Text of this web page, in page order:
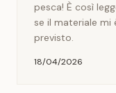
pesca! È così
se il materiale
previsto.
18/04/2026